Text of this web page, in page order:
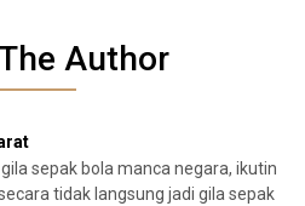
Author
sepak bola manca negara, ikutin
tidak langsung jadi gila sepak